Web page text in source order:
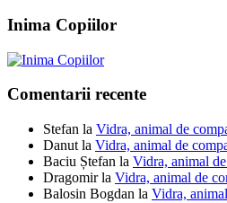
Inima Copiilor
Comentarii recente
Stefan la Vidra, animal de
Danut la Vidra, animal de
Baciu Ștefan la Vidra, animal
Dragomirla Vidra, animal de
Balosin Bogdan la Vidra,